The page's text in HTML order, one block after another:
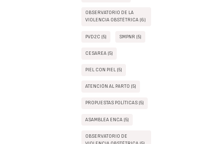
OBSERVATORIO DE LA
VIOLENCIA OBSTÉTRICA (6)
PVD2C (5) SMPNR (5)
CESAREA (5)
PIEL CON PIEL (5)
ATENCIÓN AL PARTO (5)
PROPUESTAS POLÍTICAS (5)
ASAMBLEA ENCA (5)
OBSERVATORIO DE